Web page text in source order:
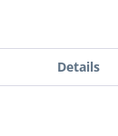
Details